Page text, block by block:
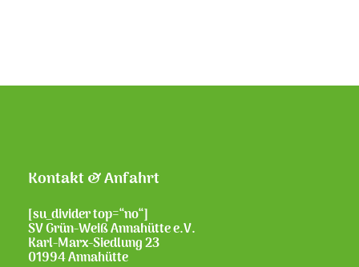
Kontakt & Anfahrt
[su_divider top=“no“]
SV Grün-Weiß Annahütte e.V.
Karl-Marx-Siedlung 23
01994 Annahütte